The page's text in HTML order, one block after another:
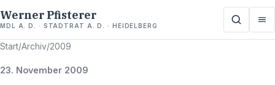
Werner Pfisterer
MDL A. D. · STADTRAT A. D. · HEIDELBERG
Start/Archiv/2009
23. November 2009